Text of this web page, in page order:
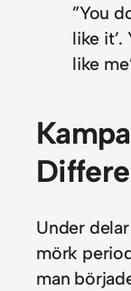
”You
like it’.
like
Under
mörk
man